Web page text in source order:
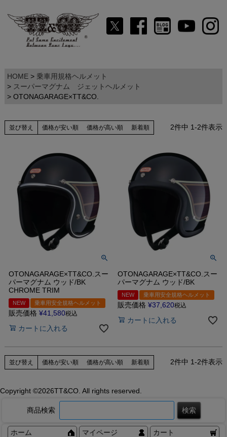
HOME
乗車用規格ヘルメット
スーパーマグナム ジェットヘルメット
OTONAGARAGE×TT&CO.
並び替え 価格が安い順 価格が高い順 新着順 2件中 1-2件表示
OTONAGARAGE×TT&CO.スー
パーマグナム ウッド/BK
CHROME TRIM
NEW 乗車用安全規格ヘルメット
販売価格 ¥41,580税込
カートに入れる
OTONAGARAGE×TT&CO.スー
パーマグナム ウッド/BK
NEW 乗車用安全規格ヘルメット
販売価格 ¥37,620税込
カートに入れる
並び替え 価格が安い順 価格が高い順 新着順 2件中 1-2件表示
Copyright ©2026TT&CO. All rights reserved.
商品検索
ホーム マイページ カート